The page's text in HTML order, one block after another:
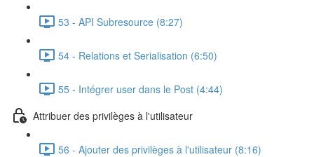
53 - API Subresource (8:27)
54 - Relations et Serialisation (6:50)
55 - Intégrer user dans le Post (4:44)
Attribuer des privilèges à l'utilisateur
56 - Ajouter des privilèges à l'utilisateur (8:16)